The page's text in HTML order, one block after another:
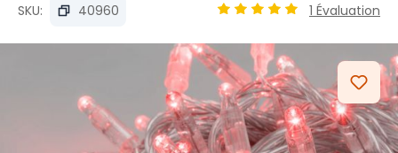
SKU: 40960 1 Évaluation
Ignorer la galerie d'images